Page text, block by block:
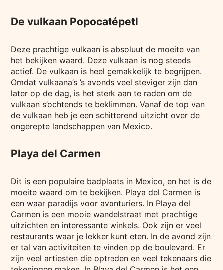
De vulkaan Popocatépetl
Deze prachtige vulkaan is absoluut de moeite van
het bekijken waard. Deze vulkaan is nog steeds
actief. De vulkaan is heel gemakkelijk te begrijpen.
Omdat vulkaana’s ’s avonds veel steviger zijn dan
later op de dag, is het sterk aan te raden om de
vulkaan s’ochtends te beklimmen. Vanaf de top van
de vulkaan heb je een schitterend uitzicht over de
ongerepte landschappen van Mexico.
Playa del Carmen
Dit is een populaire badplaats in Mexico, en het is de
moeite waard om te bekijken. Playa del Carmen is
een waar paradijs voor avonturiers. In Playa del
Carmen is een mooie wandelstraat met prachtige
uitzichten en interessante winkels. Ook zijn er veel
restaurants waar je lekker kunt eten. In de avond zijn
er tal van activiteiten te vinden op de boulevard. Er
zijn veel artiesten die optreden en veel tekenaars die